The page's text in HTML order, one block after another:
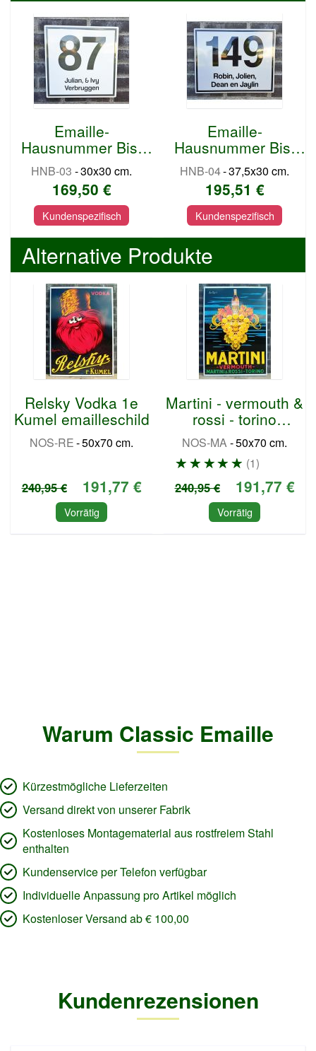
Emaille-
Hausnummer Bis-
Involutus 30x30 cm
HNB-03 -30x30 cm.
169,50 €
Kundenspezifisch
Emaille-
Hausnummer Bis-
Involutus 37,5x30
cm
HNB-04-37,5x30 cm.
195,51 €
Kundenspezifisch
Alternative Produkte
Relsky Vodka 1e
Kumel emailleschild
NOS-RE-50x70 cm.
240,95 € 191,77 €
Vorrätig
Martini - vermouth &
rossi - torino
emailleschild
NOS-MA-50x70 cm.
1
240,95 € 191,77 €
Vorrätig
Warum Classic Emaille
Kürzestmögliche Lieferzeiten
Versand direkt von unserer Fabrik
Kostenloses Montagematerial aus rostfreiem Stahl
enthalten
Kundenservice per Telefon verfügbar
Individuelle Anpassung pro Artikel möglich
Kostenloser Versand ab € 100,00
Kundenrezensionen